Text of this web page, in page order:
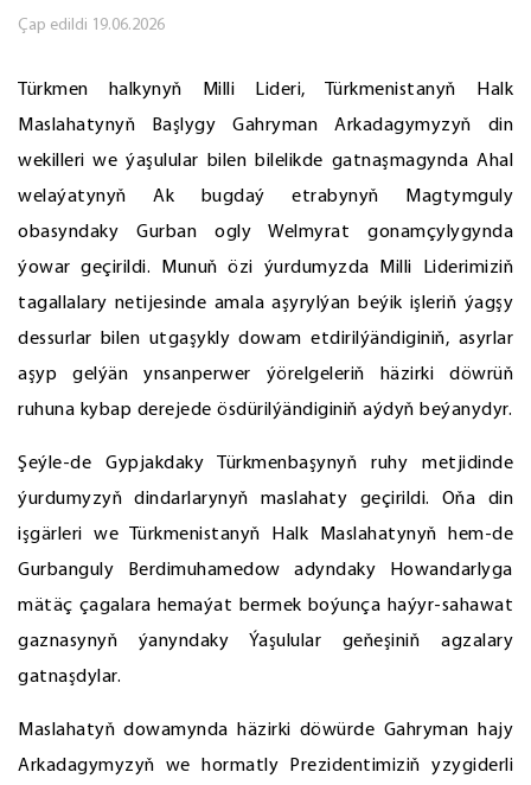
Çap edildi 19.06.2026
Türkmen halkynyň Milli Lideri, Türkmenistanyň Halk
Maslahatynyň Başlygy Gahryman Arkadagymyzyň din
wekilleri we ýaşulular bilen bilelikde gatnaşmagynda Ahal
welaýatynyň Ak bugdaý etrabynyň Magtymguly
obasyndaky Gurban ogly Welmyrat gonamçylygynda
ýowar geçirildi. Munuň özi ýurdumyzda Milli Liderimiziň
tagallalary netijesinde amala aşyrylýan beýik işleriň ýagşy
dessurlar bilen utgaşykly dowam etdirilýändiginiň, asyrlar
aşyp gelýän ynsanperwer ýörelgeleriň häzirki döwrüň
ruhuna kybap derejede ösdürilýändiginiň aýdyň beýanydyr.
Şeýle-de Gypjakdaky Türkmenbaşynyň ruhy metjidinde
ýurdumyzyň dindarlarynyň maslahaty geçirildi. Oňa din
işgärleri we Türkmenistanyň Halk Maslahatynyň hem-de
Gurbanguly Berdimuhamedow adyndaky Howandarlyga
mätäç çagalara hemaýat bermek boýunça haýyr-sahawat
gaznasynyň ýanyndaky Ýaşulular geňeşiniň agzalary
gatnaşdylar.
Maslahatyň dowamynda häzirki döwürde Gahryman hajy
Arkadagymyzyň we hormatly Prezidentimiziň yzygiderli